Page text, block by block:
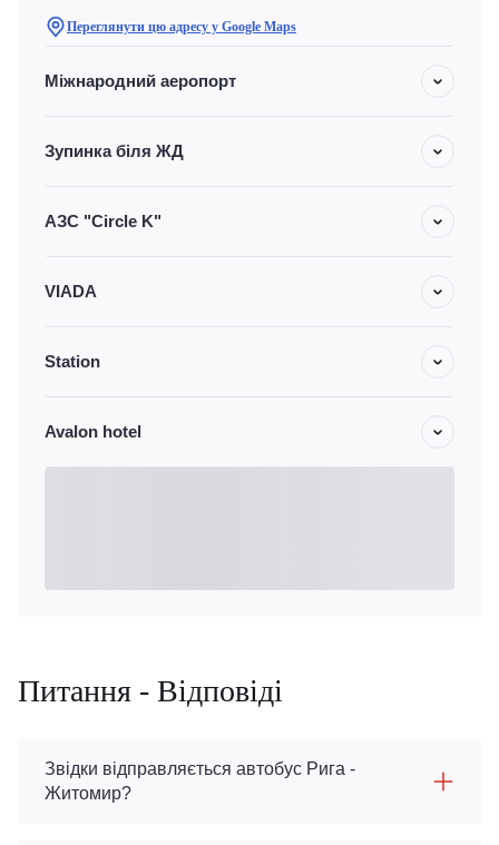
Переглянути цю адресу у Google Maps
Міжнародний аеропорт
Зупинка біля ЖД
АЗС "Circle K"
VIADA
Station
Avalon hotel
Питання - Відповіді
Звідки відправляється автобус Рига -
Житомир?